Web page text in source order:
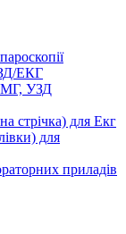
ЕКГ
УЗД
стрічка) для Екг
для
приладів